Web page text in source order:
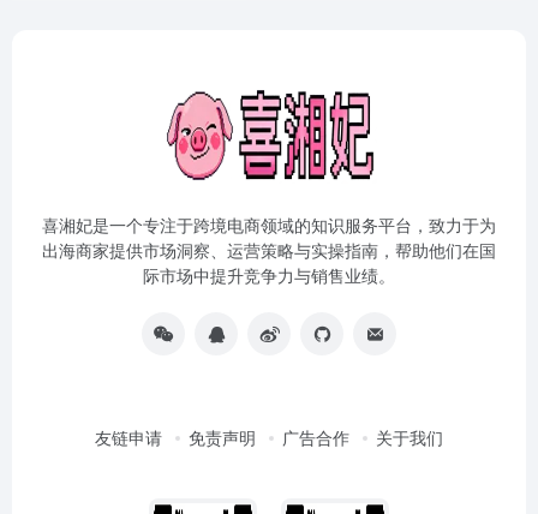
喜湘妃是一个专注于跨境电商领域的知识服务平台，致力于为
出海商家提供市场洞察、运营策略与实操指南，帮助他们在国
际市场中提升竞争力与销售业绩。
友链申请 免责声明 广告合作 关于我们